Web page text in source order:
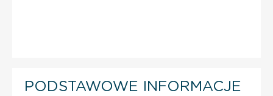
PODSTAWOWE INFORMACJE